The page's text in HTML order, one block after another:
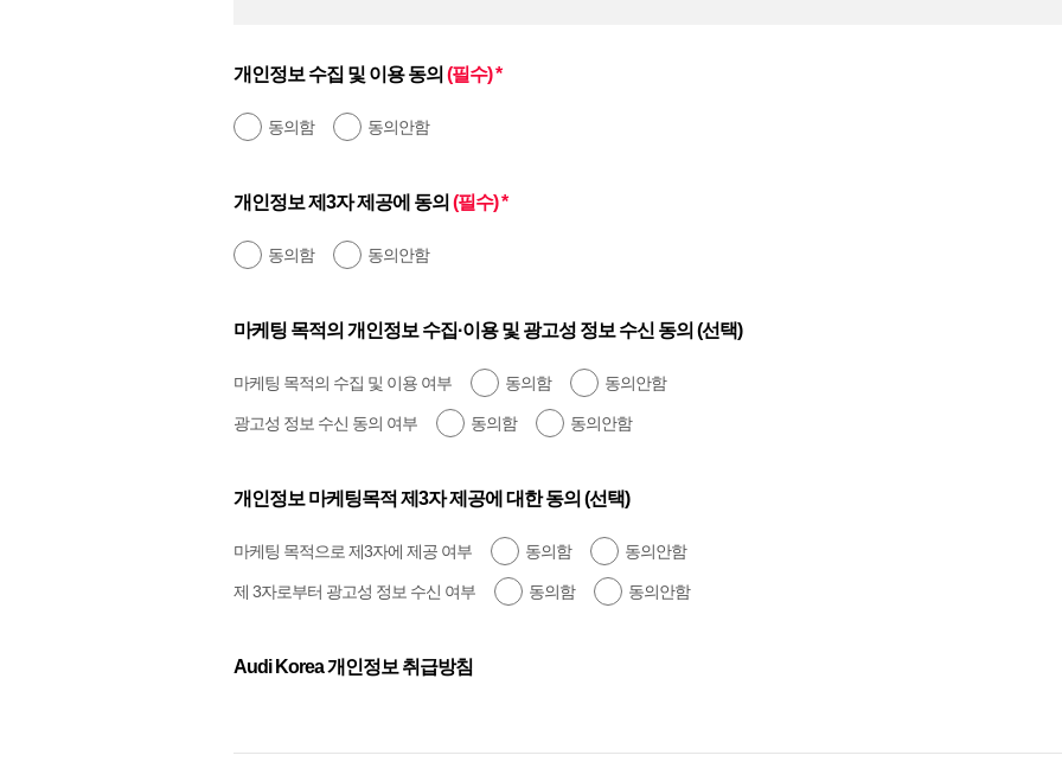
개인정보 수집 및 이용 동의 (필수) *
동의함 동의안함
개인정보 제3자 제공에 동의 (필수) *
동의함 동의안함
마케팅 목적의 개인정보 수집·이용 및 광고성 정보 수신 동의 (선택)
마케팅 목적의 수집 및 이용 여부 동의함 동의안함
광고성 정보 수신 동의 여부 동의함 동의안함
개인정보 마케팅목적 제3자 제공에 대한 동의 (선택)
마케팅 목적으로 제3자에 제공 여부 동의함 동의안함
제 3자로부터 광고성 정보 수신 여부 동의함 동의안함
Audi Korea 개인정보 취급방침